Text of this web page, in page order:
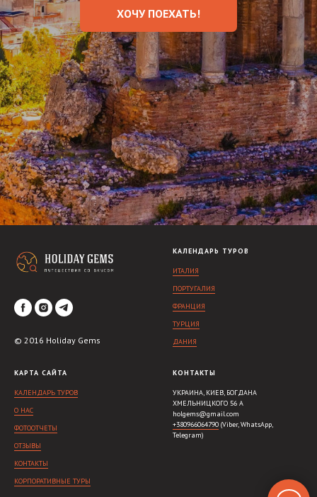
ХОЧУ ПОЕХАТЬ!
© 2016 Holiday Gems
КАЛЕНДАРЬ ТУРОВ
ИТАЛИЯ
ПОРТУГАЛИЯ
ФРАНЦИЯ
ТУРЦИЯ
ДАНИЯ
КАРТА САЙТА
КАЛЕНДАРЬ ТУРОВ
О НАС
ФОТООТЧЕТЫ
ОТЗЫВЫ
КОНТАКТЫ
КОРПОРАТИВНЫЕ ТУРЫ
КОНТАКТЫ
УКРАИНА, КИЕВ, БОГДАНА
ХМЕЛЬНИЦКОГО 56 А
holgems@gmail.com
+380966064790 (Viber, WhatsApp,
Telegram)